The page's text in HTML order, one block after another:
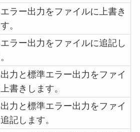
ラー出力をファイルに上書き
。
ラー出力をファイルに追記し
力と標準エラー出力をファイ
書きします。
力と標準エラー出力をファイ
記します。